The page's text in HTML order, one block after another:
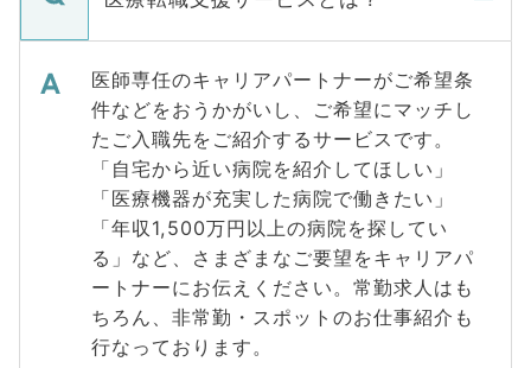
医師専任のキャリアパートナーがご希望条
件などをおうかがいし、ご希望にマッチし
たご入職先をご紹介するサービスです。
「自宅から近い病院を紹介してほしい」
「医療機器が充実した病院で働きたい」
「年収1,500万円以上の病院を探してい
る」など、さまざまなご要望をキャリアパ
ートナーにお伝えください。常勤求人はも
ちろん、非常勤・スポットのお仕事紹介も
行なっております。